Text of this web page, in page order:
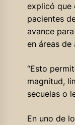
explicó que
pacientes
avance
en áreas
“Esto
magnitud,
secuelas o
En uno de